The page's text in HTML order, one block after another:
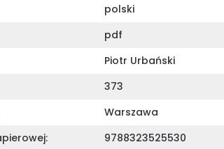
polski
pdf
Piotr Urbański
373
Warszawa
9788323525530